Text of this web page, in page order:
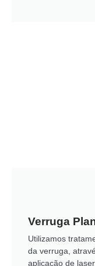
Verruga
Utilizamos
da verruga,
aplicação de